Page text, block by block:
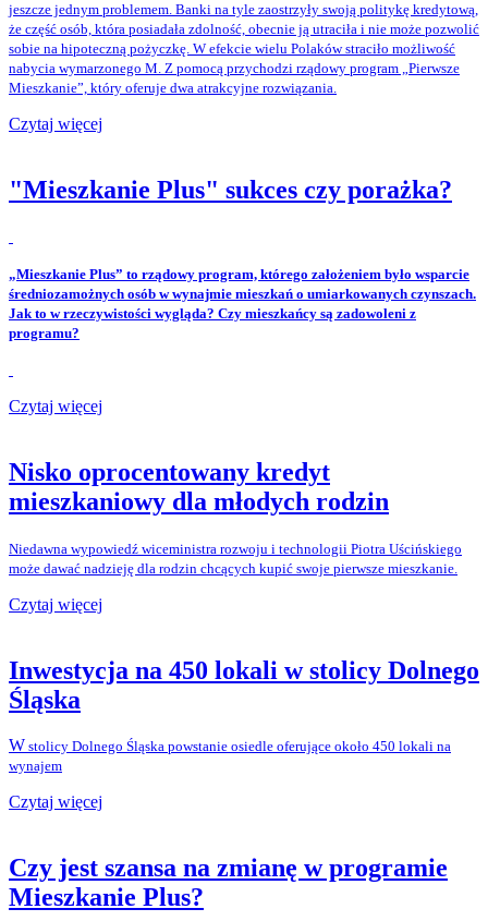
jeszcze jednym problemem. Banki na tyle zaostrzyły swoją politykę kredytową,
że część osób, która posiadała zdolność, obecnie ją utraciła i nie może pozwolić
sobie na hipoteczną pożyczkę. W efekcie wielu Polaków straciło możliwość
nabycia wymarzonego M. Z pomocą przychodzi rządowy program „Pierwsze
Mieszkanie”, który oferuje dwa atrakcyjne rozwiązania.
Czytaj więcej
"Mieszkanie Plus" sukces czy porażka?
„Mieszkanie Plus” to rządowy program, którego założeniem było wsparcie
średniozamożnych osób w wynajmie mieszkań o umiarkowanych czynszach.
Jak to w rzeczywistości wygląda? Czy mieszkańcy są zadowoleni z
programu?
Czytaj więcej
Nisko oprocentowany kredyt
mieszkaniowy dla młodych rodzin
Niedawna wypowiedź wiceministra rozwoju i technologii Piotra Uścińskiego
może dawać nadzieję dla rodzin chcących kupić swoje pierwsze mieszkanie.
Czytaj więcej
Inwestycja na 450 lokali w stolicy Dolnego
Śląska
W stolicy Dolnego Śląska powstanie osiedle oferujące około 450 lokali na
wynajem
Czytaj więcej
Czy jest szansa na zmianę w programie
Mieszkanie Plus?